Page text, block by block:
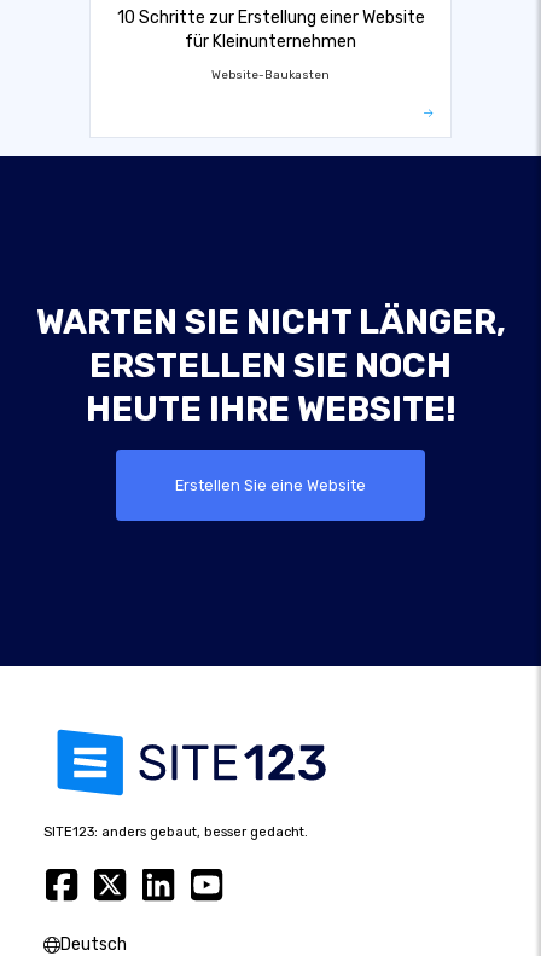
10 Schritte zur Erstellung einer Website
für Kleinunternehmen
Website-Baukasten
WARTEN SIE NICHT LÄNGER,
ERSTELLEN SIE NOCH
HEUTE IHRE WEBSITE!
Erstellen Sie eine Website
SITE123: anders gebaut, besser gedacht.
Deutsch